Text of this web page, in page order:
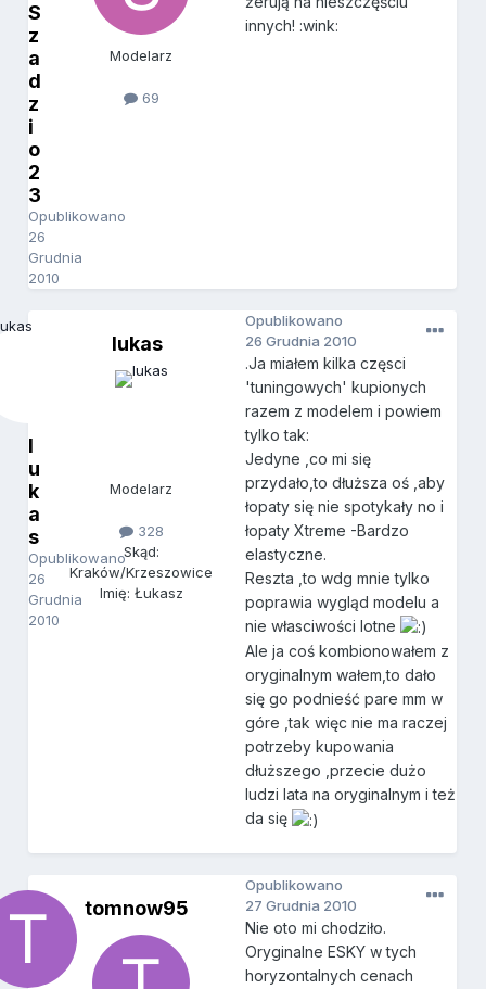
S
z
a
d
z
i
o
2
3
Opublikowano
26
Grudnia
2010
Modelarz
69
innych! :wink:
l
u
k
a
s
Opublikowano
26
Grudnia
2010
lukas
Modelarz
328
Skąd:
Kraków/Krzeszowice
Imię: Łukasz
Opublikowano
26 Grudnia 2010
.Ja miałem kilka częsci
'tuningowych' kupionych
razem z modelem i powiem
tylko tak:
Jedyne ,co mi się
przydało,to dłuższa oś ,aby
łopaty się nie spotykały no i
łopaty Xtreme -Bardzo
elastyczne.
Reszta ,to wdg mnie tylko
poprawia wygląd modelu a
nie własciwości lotne
Ale ja coś kombionowałem z
oryginalnym wałem,to dało
się go podnieść pare mm w
góre ,tak więc nie ma raczej
potrzeby kupowania
dłuższego ,przecie dużo
ludzi lata na oryginalnym i też
da się
tomnow95
Opublikowano
27 Grudnia 2010
Nie oto mi chodziło.
Oryginalne ESKY w tych
horyzontalnych cenach